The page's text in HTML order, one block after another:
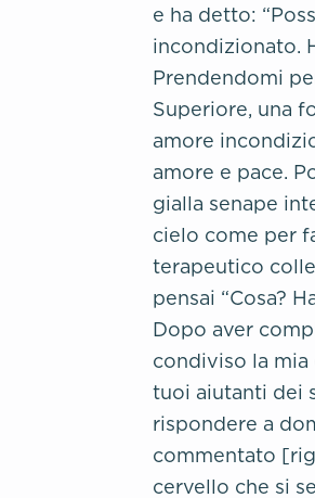
e ha detto:
incondizionato.
Prendendomi
Superiore, una
amore
amore e pace.
gialla senape
cielo come per
terapeutico
pensai “Cosa?
Dopo aver
condiviso la mia
tuoi aiutanti dei
rispondere a
commentato
cervello che si